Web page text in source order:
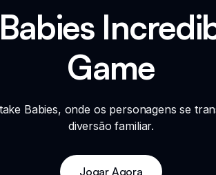
Game
Babies, onde os personagens se
diversão familiar.
Jogar Agora